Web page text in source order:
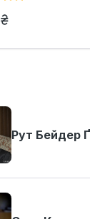
грн.
Рут Бейдер